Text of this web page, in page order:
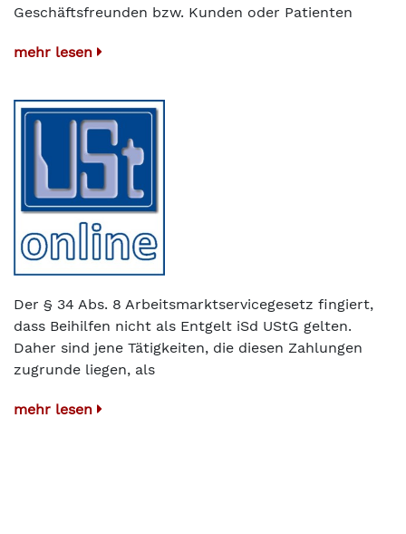
Geschäftsfreunden bzw. Kunden oder Patienten
mehr lesen
Der § 34 Abs. 8 Arbeitsmarktservicegesetz fingiert,
dass Beihilfen nicht als Entgelt iSd UStG gelten.
Daher sind jene Tätigkeiten, die diesen Zahlungen
zugrunde liegen, als
mehr lesen